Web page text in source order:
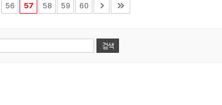
56 57 58 59 60
검색